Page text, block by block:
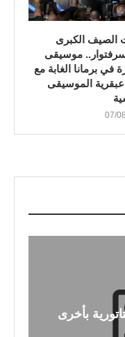
الصيف الكبرى
موسيقى
في برمانا الغابة مع
عبقرية الموسيقى
07/
بأخرى